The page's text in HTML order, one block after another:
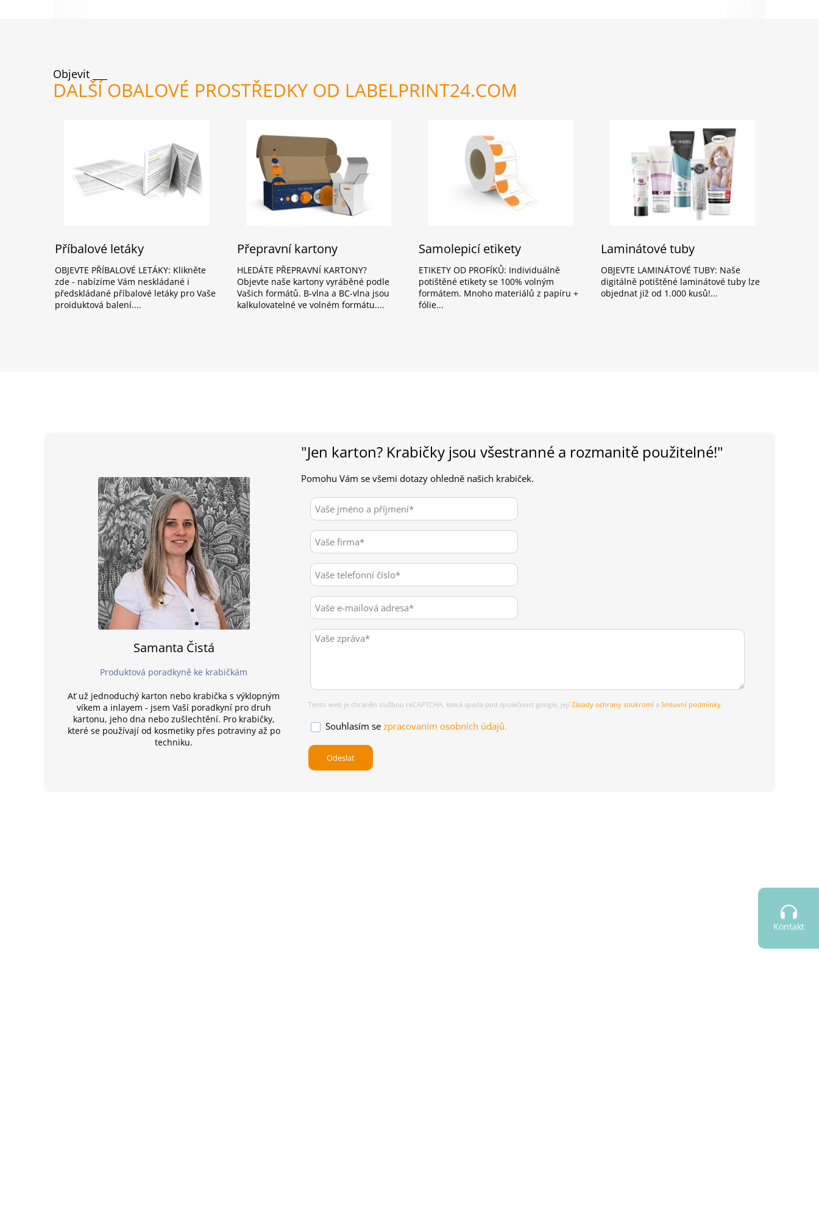
Kontakt
Objevit
DALŠÍ OBALOVÉ PROSTŘEDKY OD LABELPRINT24.COM
Příbalové letáky
OBJEVTE PŘÍBALOVÉ LETÁKY: Klikněte
zde - nabízíme Vám neskládané i
předskládané příbalové letáky pro Vaše
proiduktová balení.
Přepravní kartony
HLEDÁTE PŘEPRAVNÍ KARTONY?
Objevte naše kartony vyráběné podle
Vašich formátů. B-vlna a BC-vlna jsou
kalkulovatelné ve volném formátu.
Samolepicí etikety
ETIKETY OD PROFÍKŮ: Individuálně
potištěné etikety se 100% volným
formátem. Mnoho materiálů z papíru +
fólie
Laminátové tuby
OBJEVTE LAMINÁTOVÉ TUBY: Naše
digitálně potištěné laminátové tuby lze
objednat již od 1.000 kusů!
Samanta Čistá
Produktová poradkyně ke krabičkám
Ať už jednoduchý karton nebo krabička s výklopným
víkem a inlayem - jsem Vaší poradkyní pro druh
kartonu, jeho dna nebo zušlechtění. Pro krabičky,
které se používají od kosmetiky přes potraviny až po
techniku.
"Jen karton? Krabičky jsou všestranné a rozmanitě použitelné!"
Pomohu Vám se všemi dotazy ohledně našich krabiček.
Tento web je chráněn službou reCAPTCHA, která spadá pod společnost google, její Zásady ochrany soukromía Smluvní podmínky.
Souhlasím sezpracovaním osobních údajů.